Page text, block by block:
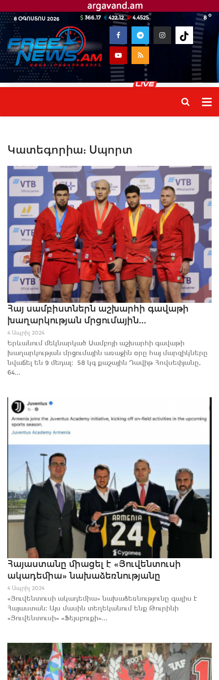
8 ՕԳՈՍՏՈՍ 2026 8 o
366.17 422.12 4.4525
Կատեգորիա: Սպորտ
Հայ սամբիստներն աշխարհի գավաթի
խաղարկության մրցումային...
4 Ապրիլ 2024
Երևանում մեկնարկած Սամբոյի աշխարհի գավաթի
խաղարկության մրցումային առաջին օրը հայ մարզիկները
նվաճել են 9 մեդալ։ 58 կգ քաշային Դավիթ Հովսեփյանը,
64...
Հայաստանը միացել է «Յուվենտուսի
ակադեմիա» նախաձեռնությանը
4 Ապրիլ 2024
«Յուվենտուսի ակադեմիա» նախաձեռնությունը գալիս է
Հայաստան։ Այս մասին տեղեկանում ենք Թուրինի
«Յուվենտուսի» «Ֆեյսբուքի»...